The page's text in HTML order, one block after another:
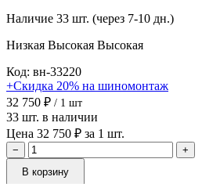
Наличие 33 шт. (через 7-10 дн.)
Низкая Высокая Высокая
Код: вн-33220
+Скидка 20% на шиномонтаж
32 750 ₽ / 1 шт
33 шт. в наличии
Цена 32 750 ₽ за 1 шт.
−
+
В корзину